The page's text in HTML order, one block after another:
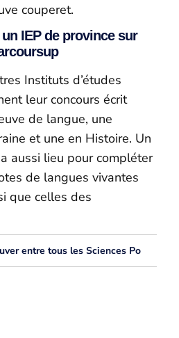
couperet.
IEP de province sur
Instituts d’études
leur concours écrit
de langue, une
et une en Histoire. Un
aussi lieu pour compléter
de langues vivantes
que celles des
entre tous les Sciences Po